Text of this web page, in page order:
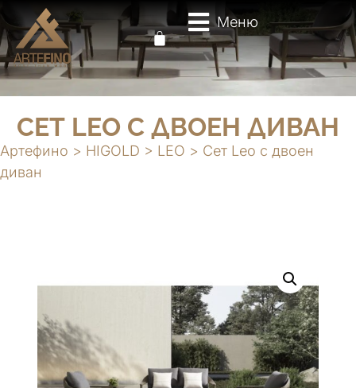
Меню
СЕТ LEO С ДВОЕН ДИВАН
Артефино > HIGOLD > LEO > Сет Leo с двоен
диван